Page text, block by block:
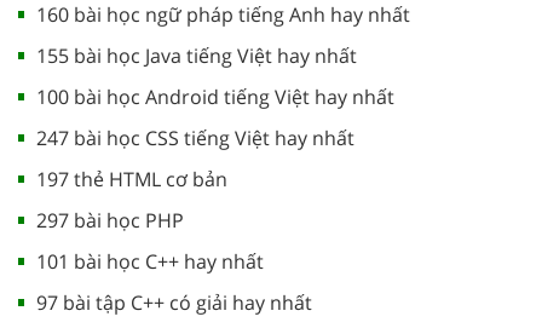
160 bài học ngữ pháp tiếng Anh hay nhất
155 bài học Java tiếng Việt hay nhất
100 bài học Android tiếng Việt hay nhất
247 bài học CSS tiếng Việt hay nhất
197 thẻ HTML cơ bản
297 bài học PHP
101 bài học C++ hay nhất
97 bài tập C++ có giải hay nhất